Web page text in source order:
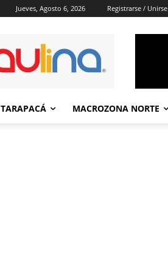
Jueves, Agosto 6, 2026 Registrarse / Unirse
TARAPACÁ MACROZONA NORTE